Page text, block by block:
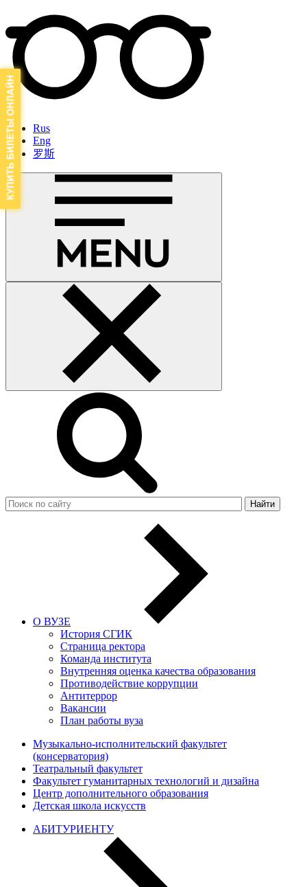
Rus
Eng
罗斯
Найти
О ВУЗЕ
История СГИК
Страница ректора
Команда института
Внутренняя оценка качества образования
Противодействие коррупции
Антитеррор
Вакансии
План работы вуза
Музыкально-исполнительский факультет
(консерватория)
Театральный факультет
Факультет гуманитарных технологий и дизайна
Центр дополнительного образования
Детская школа искусств
АБИТУРИЕНТУ